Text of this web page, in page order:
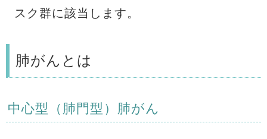
スク群に該当します。
肺がんとは
中心型（肺門型）肺がん